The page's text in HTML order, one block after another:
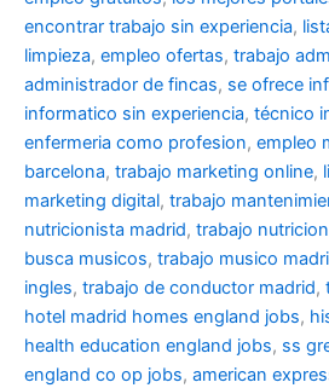
encontrar trabajo sin experiencia,
limpieza, empleo ofertas, trabajo
administrador de fincas, se ofrece
informatico sin experiencia, técnico
enfermeria como profesion, empleo
barcelona, trabajo marketing online,
marketing digital, trabajo
nutricionista madrid, trabajo
busca musicos, trabajo musico
ingles, trabajo de conductor madrid,
hotel madrid homes england jobs,
health education england jobs, ss
england co op jobs, american